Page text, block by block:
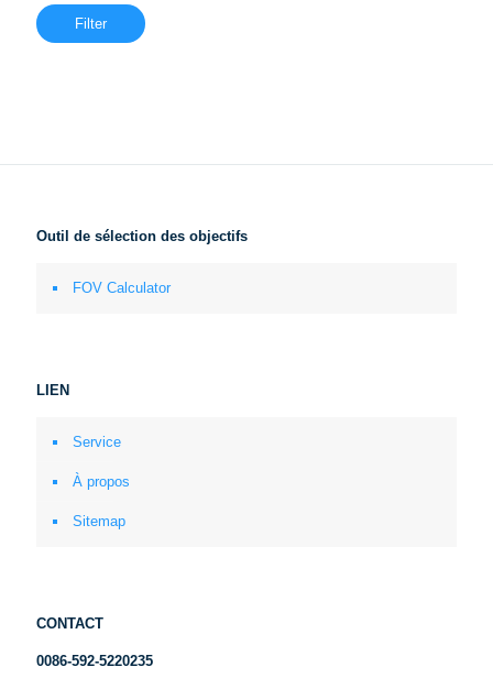
Filter
Outil de sélection des objectifs
FOV Calculator
LIEN
Service
À propos
Sitemap
CONTACT
0086-592-5220235